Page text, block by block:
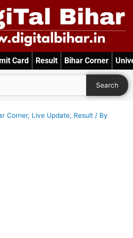
Card Result Bihar Corner
Search
Corner, Live Update, Result / By